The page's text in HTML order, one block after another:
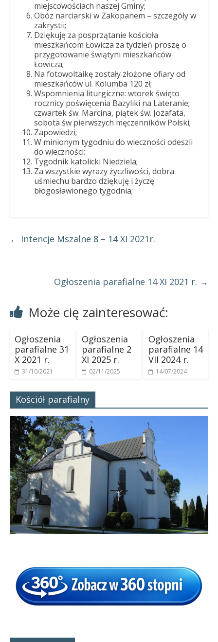
miejscowościach naszej Gminy;
Obóz narciarski w Zakopanem – szczegóły w
zakrystii;
Dziękuję za posprzątanie kościoła
mieszkańcom Łowicza za tydzień proszę o
przygotowanie świątyni mieszkańców
Łowicza;
Na fotowoltaikę zostały złożone ofiary od
mieszkańców ul. Kolumba 120 zł;
Wspomnienia liturgiczne: wtorek święto
rocznicy poświęcenia Bazyliki na Lateranie;
czwartek św. Marcina, piątek św. Jozafata,
sobota św pierwszych męczenników Polski;
Zapowiedzi;
W minionym tygodniu do wieczności odeszli
do wieczności:
Tygodnik katolicki Niedziela;
Za wszystkie wyrazy życzliwości, dobra
uśmiechu bardzo dziękuję i życzę
błogosławionego tygodnia;
← Intencje Mszalne 8 – 14 XI 2021r.
Ogłoszenia parafialne 14 XI 2021 r. →
Może cię zainteresować:
Ogłoszenia
parafialne 31
X 2021 r.
31/10/2021
Ogłoszenia
parafialne 2
XI 2025 r.
02/11/2025
Ogłoszenia
parafialne 14
VII 2024 r.
14/07/2024
Kościół parafialny